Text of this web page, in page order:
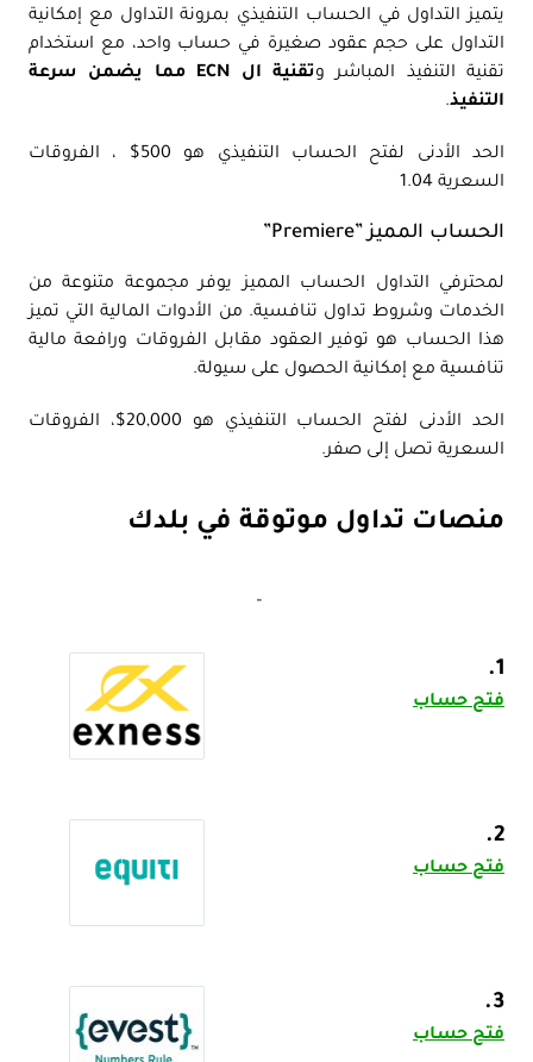
يتميز التداول في الحساب التنفيذي بمرونة التداول مع إمكانية
التداول على حجم عقود صغيرة في حساب واحد، مع استخدام
تقنية التنفيذ المباشر و
تقنية ال ECN مما يضمن سرعة
التنفيذ.
الحد الأدنى لفتح الحساب التنفيذي هو 500$ ، الفروقات
السعرية 1.04
الحساب المميز ”Premiere”
لمحترفي التداول الحساب المميز يوفر مجموعة متنوعة من
الخدمات وشروط تداول تنافسية. من الأدوات المالية التي تميز
هذا الحساب هو توفير العقود مقابل الفروقات ورافعة مالية
تنافسية مع إمكانية الحصول على سيولة.
الحد الأدنى لفتح الحساب التنفيذي هو 20,000$، الفروقات
السعرية تصل إلى صفر.
منصات تداول موثوقة في بلدك
–
1.
فتح حساب
2.
فتح حساب
3.
فتح حساب